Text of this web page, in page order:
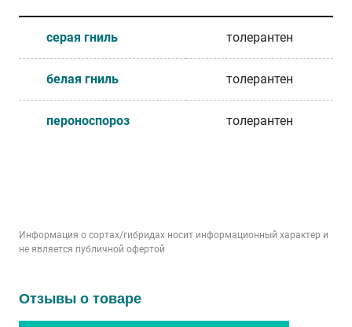
серая гниль толерантен
белая гниль толерантен
пероноспороз толерантен
Информация о сортах/гибридах носит информационный характер и
не является публичной офертой
Отзывы о товаре